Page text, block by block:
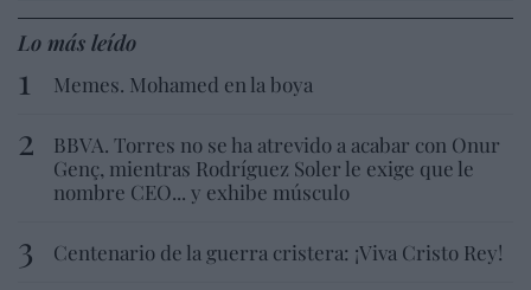
Lo más leído
Memes. Mohamed en la boya
BBVA. Torres no se ha atrevido a acabar con Onur
Genç, mientras Rodríguez Soler le exige que le
nombre CEO... y exhibe músculo
Centenario de la guerra cristera: ¡Viva Cristo Rey!